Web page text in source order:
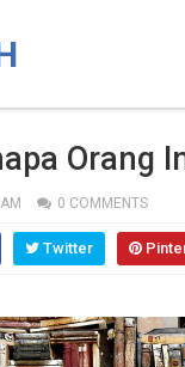
Orang
0 COMMENTS
Twitter